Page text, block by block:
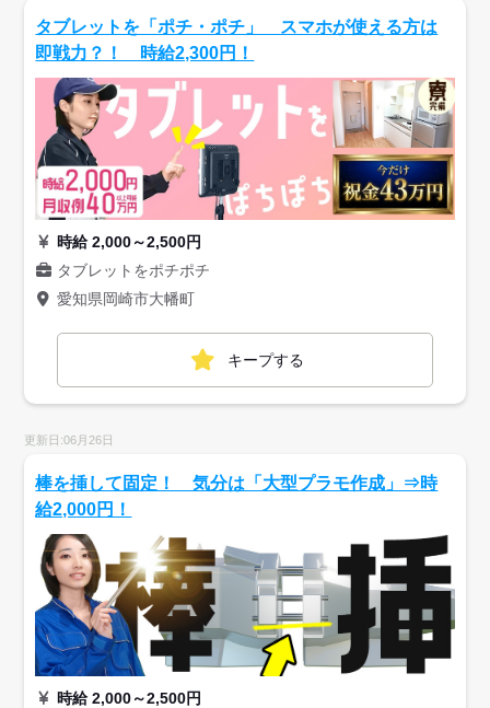
タブレットを「ポチ・ポチ」 スマホが使える方は
即戦力？！ 時給2,300円！
時給 2,000～2,500円
タブレットをポチポチ
愛知県岡崎市大幡町
キープする
更新日:06月26日
棒を挿して固定！ 気分は「大型プラモ作成」⇒時
給2,000円！
時給 2,000～2,500円